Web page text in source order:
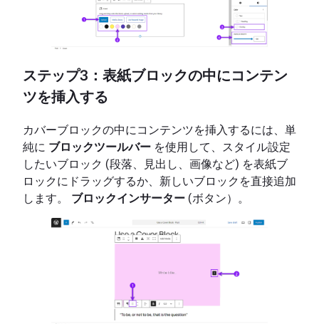
ステップ3：表紙ブロックの中にコンテン
ツを挿入する
カバーブロックの中にコンテンツを挿入するには、単
純に ブロックツールバー を使用して、スタイル設定
したいブロック (段落、見出し、画像など) を表紙ブ
ロックにドラッグするか、新しいブロックを直接追加
します。 ブロックインサーター(ボタン）。